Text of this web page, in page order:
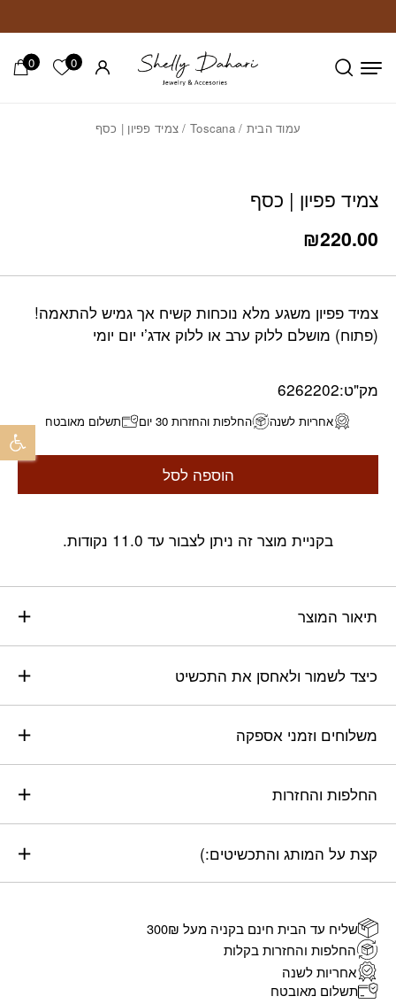
0 הרשימה
0
עמוד הבית /
Toscana / צמיד פפיון | כסף
צמיד פפיון | כסף
₪220.00
צמיד פפיון משגע מלא נוכחות קשיח אך גמיש להתאמה!
(פתוח) מושלם ללוק ערב או ללוק אדג’י יום יומי
מק"ט:6262202
אחריות לשנה החלפות והחזרות 30 יום תשלום מאובטח
הוספה לסל
בקניית מוצר זה ניתן לצבור עד 11.0 נקודות.
תיאור המוצר
כיצד לשמור ולאחסן את התכשיט
משלוחים וזמני אספקה
החלפות והחזרות
קצת על המותג והתכשיטים:)
שליח עד הבית חינם בקניה מעל 300₪
החלפות והחזרות בקלות
אחריות לשנה
תשלום מאובטח